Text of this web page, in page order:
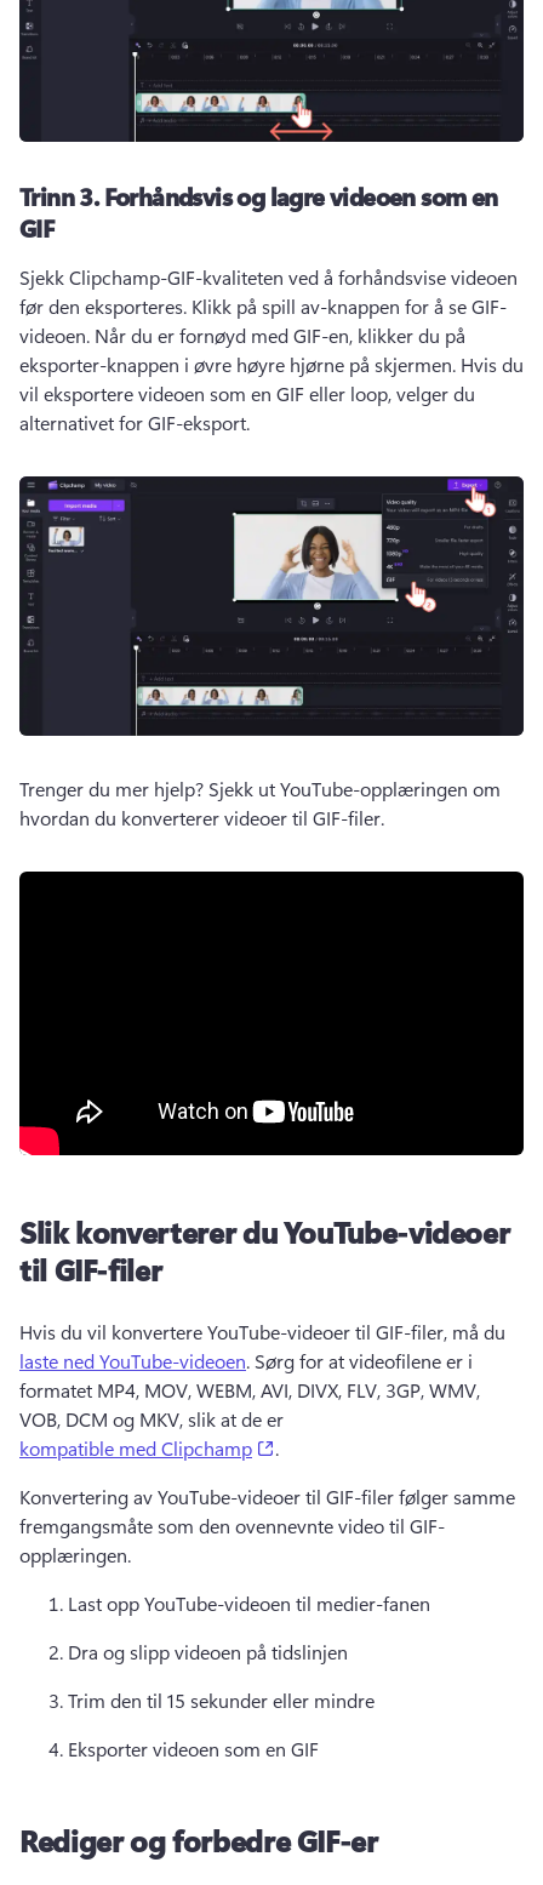
Trinn 3.Forhåndsvis og lagre videoen som en
GIF
Sjekk Clipchamp-GIF-kvaliteten ved å forhåndsvise videoen
før den eksporteres. Klikk på spill av-knappen for å se GIF-
videoen. Når du er fornøyd med GIF-en, klikker du på
eksporter-knappen i øvre høyre hjørne på skjermen. Hvis du
vil eksportere videoen som en GIF eller loop, velger du
alternativet for GIF-eksport.
Trenger du mer hjelp? Sjekk ut YouTube-opplæringen om
hvordan du konverterer videoer til GIF-filer.
Slik konverterer du YouTube-videoer
til GIF-filer
Hvis du vil konvertere YouTube-videoer til GIF-filer, må du
laste ned YouTube-videoen. Sørg for at videofilene er i
formatet MP4, MOV, WEBM, AVI, DIVX, FLV, 3GP, WMV,
VOB, DCM og MKV, slik at de er
kompatible med Clipchamp
.
Konvertering av YouTube-videoer til GIF-filer følger samme
fremgangsmåte som den ovennevnte video til GIF-
opplæringen.
Last opp YouTube-videoen til medier-fanen
Dra og slipp videoen på tidslinjen
Trim den til 15 sekunder eller mindre
Eksporter videoen som en GIF
Rediger og forbedre GIF-er